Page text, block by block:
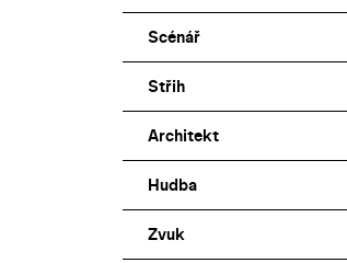
Scénář
Střih
Architekt
Hudba
Zvuk